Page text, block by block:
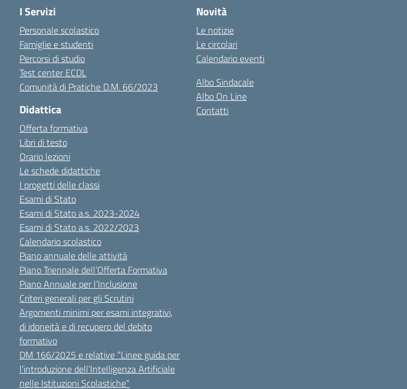
I Servizi
Personale scolastico
Famiglie e studenti
Percorsi di studio
Test center ECDL
Comunità di Pratiche D.M. 66/2023
Didattica
Offerta formativa
Libri di testo
Orario lezioni
Le schede didattiche
I progetti delle classi
Esami di Stato
Esami di Stato a.s. 2023-2024
Esami di Stato a.s. 2022/2023
Calendario scolastico
Piano annuale delle attività
Piano Triennale dell’Offerta Formativa
Piano Annuale per l’Inclusione
Criteri generali per gli Scrutini
Argomenti minimi per esami integrativi,
di idoneità e di recupero del debito
formativo
DM 166/2025 e relative “Linee guida per
l’introduzione dell’Intelligenza Artificiale
nelle Istituzioni Scolastiche”
Novità
Le notizie
Le circolari
Calendario eventi
Albo Sindacale
Albo On Line
Contatti